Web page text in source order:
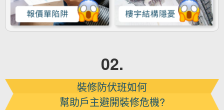
02.
裝修防伏班如何
幫助⼾主避開裝修危機?